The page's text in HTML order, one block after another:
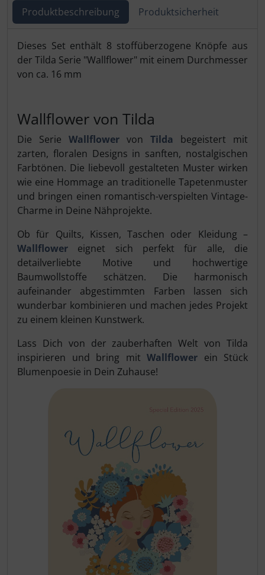
Produktbeschreibung Produktsicherheit
Dieses Set enthält 8 stoffüberzogene Knöpfe aus
der Tilda Serie "Wallflower" mit einem Durchmesser
von ca. 16 mm
Wallflower von Tilda
Die Serie Wallflower von Tilda begeistert mit
zarten, floralen Designs in sanften, nostalgischen
Farbtönen. Die liebevoll gestalteten Muster wirken
wie eine Hommage an traditionelle Tapetenmuster
und bringen einen romantisch-verspielten Vintage-
Charme in Deine Nähprojekte.
Ob für Quilts, Kissen, Taschen oder Kleidung –
Wallflower eignet sich perfekt für alle, die
detailverliebte Motive und hochwertige
Baumwollstoffe schätzen. Die harmonisch
aufeinander abgestimmten Farben lassen sich
wunderbar kombinieren und machen jedes Projekt
zu einem kleinen Kunstwerk.
Lass Dich von der zauberhaften Welt von Tilda
inspirieren und bring mit Wallflower ein Stück
Blumenpoesie in Dein Zuhause!